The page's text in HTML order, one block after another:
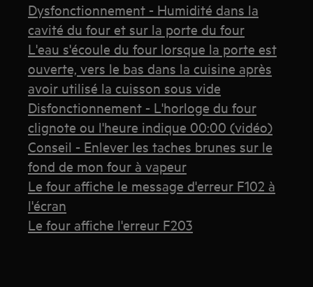
Dysfonctionnement - Humidité dans la
cavité du four et sur la porte du four
L'eau s'écoule du four lorsque la porte est
ouverte, vers le bas dans la cuisine après
avoir utilisé la cuisson sous vide
Disfonctionnement - L'horloge du four
clignote ou l'heure indique 00:00 (vidéo)
Conseil - Enlever les taches brunes sur le
fond de mon four à vapeur
Le four affiche le message d'erreur F102 à
l'écran
Le four affiche l'erreur F203